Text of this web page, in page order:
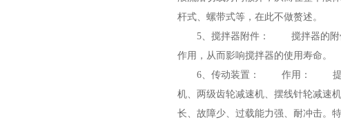
杆式、螺带式等，在此不做赘述。
5、搅拌器附件： 搅拌器的附件
作用，从而影响搅拌器的使用寿命
6、传动装置： 作用： 提供
机、两级齿轮减速机、摆线针轮减速
长、故障少、过载能力强、耐冲击